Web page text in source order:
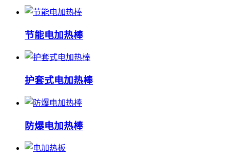
节能电加热棒
护套式电加热棒
防爆电加热棒